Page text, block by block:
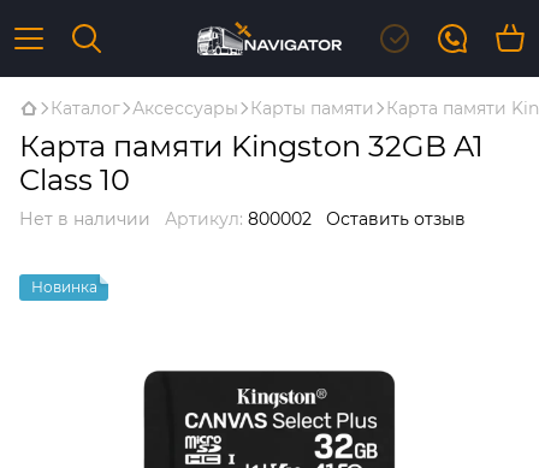
Каталог Аксессуары Карты памяти Карта памяти
Карта памяти Kingston 32GB A1
Class 10
Нет в наличии Артикул: 800002 Оставить отзыв
Новинка